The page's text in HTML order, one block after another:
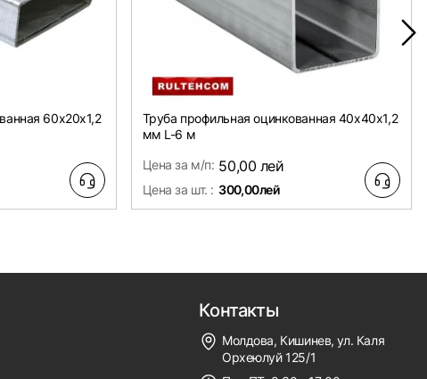
60х20x1,2
Труба профильная оцинкованная 40х40x1,2
мм L-6 м
Цена за м/п: 50,00 лей
Цена за шт. : 300,00лей
Контакты
Молдова, Кишинев, ул. Каля
Орхеюлуй 125/1